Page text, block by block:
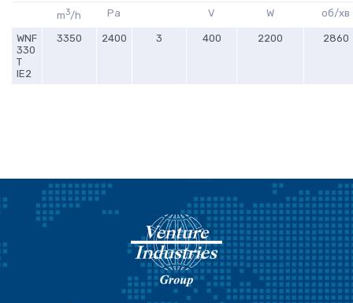
m3/h Pa V W об/хв
WNF
330
T
IE2
3350 2400 3 400 2200 2860